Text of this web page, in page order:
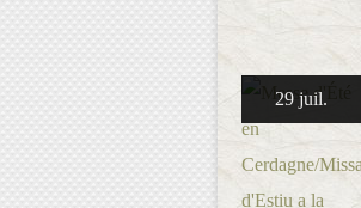
29 juil.